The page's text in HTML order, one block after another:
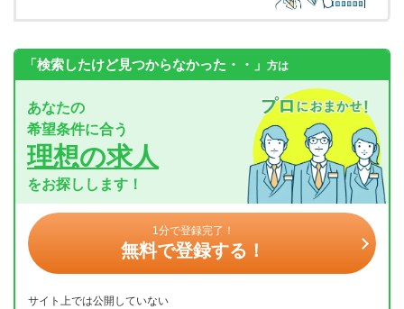
「検索したけど見つからなかった・・」 方は
あなたの
希望条件に合う
理想の求人
をお探しします！
1分で登録完了！
無料で登録する！
サイト上では公開していない